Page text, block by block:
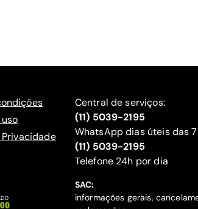
Central de serviços:
(11) 5039-2195
WhatsApp dias úteis das
(11) 5039-2195
‍Telefone 24h por dia
SAC:
informações gerais,